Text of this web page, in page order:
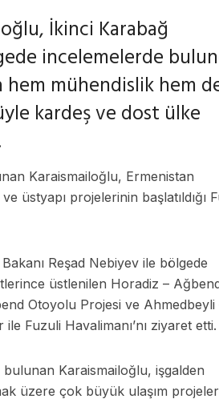
İkinci Karabağ
incelemelerde
hem mühendislik hem
kardeş ve dost ülke
Karaismailoğlu, Ermenistan
üstyapı projelerinin başlatıldığı
Reşad Nebiyev ile bölgede
üstlenilen Horadiz –
Otoyolu Projesi ve Ahmedbeyli
Fuzuli Havalimanı’nı ziyaret etti.
bulunan Karaismailoğlu, işgalden
üzere çok büyük ulaşım